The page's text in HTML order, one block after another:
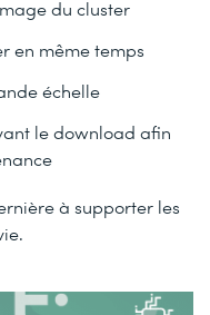
du cluster
en même temps
échelle
le download afin
à supporter les